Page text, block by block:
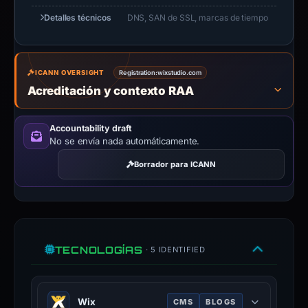
Detalles técnicos DNS, SAN de SSL, marcas de tiempo
ICANN OVERSIGHT Registration:wixstudio.com
Acreditación y contexto RAA
Accountability draft
No se envía nada automáticamente.
Borrador para ICANN
TECNOLOGÍAS · 5 IDENTIFIED
Wix CMS BLOGS